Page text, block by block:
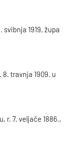
svibnja 1919, župa
travnja 1909. u
r. 7. veljače 1886.,